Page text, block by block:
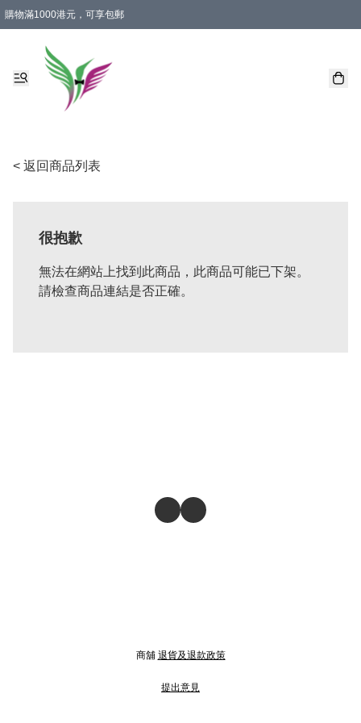
購物滿1000港元，可享包郵
< 返回商品列表
很抱歉
無法在網站上找到此商品，此商品可能已下架。
請檢查商品連結是否正確。
商舖 退貨及退款政策
提出意見